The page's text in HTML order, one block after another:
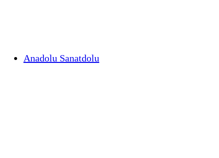
Anadolu Sanatdolu